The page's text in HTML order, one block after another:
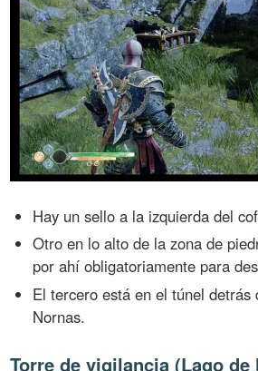
Hay un sello a la izquierda del
Otro en lo alto de la zona de
por ahí obligatoriamente para
El tercero está en el túnel detrás
Nornas.
Torre de vigilancia (Lago de